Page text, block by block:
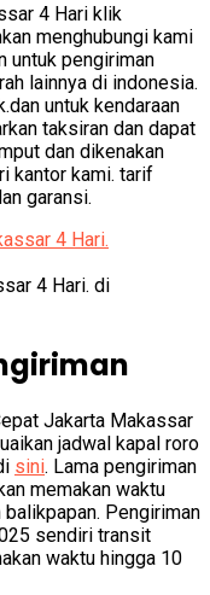
4 Hari klik
menghubungi kami
untuk pengiriman
lainnya di indonesia.
untuk kendaraan
taksiran dan dapat
dan dikenakan
kantor kami. tarif
garansi.
4 Hari. di
Jakarta Makassar
jadwal kapal roro
sini. Lama pengiriman
memakan waktu
Pengiriman
sendiri transit
waktu hingga 10